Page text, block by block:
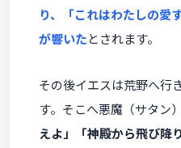
り、「これはわたしの愛
が響いたとされます。
その後イエスは荒野へ行
す。そこへ悪魔（サタン
えよ」「神殿から飛び降